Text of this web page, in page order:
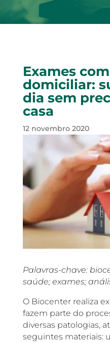
Exames
domiciliar:
dia sem
casa
12 novembro 2020
Palavras-chave:
saúde; exames;
O Biocenter realiza
fazem parte do
diversas patologias,
seguintes materiais: